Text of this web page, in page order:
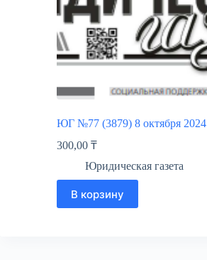
ЮГ №77 (3879) 8 октября 2024
300,00 ₸
Юридическая газета
В корзину